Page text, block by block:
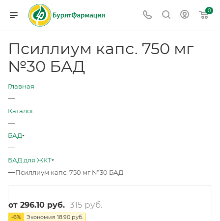
0
Псиллиум капс. 750 мг
№30 БАД
Главная
—
Каталог
—
БАД
—
БАД для ЖКТ
—Псиллиум капс. 750 мг №30 БАД
от 296.10 руб. 315 руб.
-6% Экономия 18.90 руб.